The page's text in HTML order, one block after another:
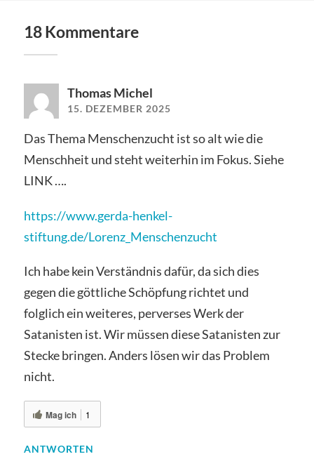
18 Kommentare
Thomas Michel
15. DEZEMBER 2025
Das Thema Menschenzucht ist so alt wie die
Menschheit und steht weiterhin im Fokus. Siehe
LINK ….
https://www.gerda-henkel-
stiftung.de/Lorenz_Menschenzucht
Ich habe kein Verständnis dafür, da sich dies
gegen die göttliche Schöpfung richtet und
folglich ein weiteres, perverses Werk der
Satanisten ist. Wir müssen diese Satanisten zur
Stecke bringen. Anders lösen wir das Problem
nicht.
Mag ich 1
ANTWORTEN